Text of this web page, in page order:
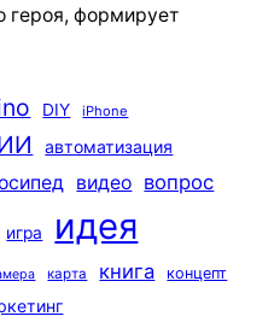
героя, формирует
DIY iPhone
автоматизация
видео вопрос
игра идея
карта книга
концепт